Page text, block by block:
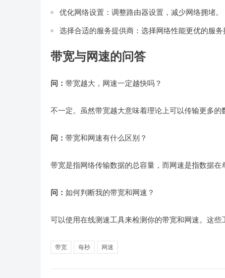
优化网络设置：调整路由器设置，减少网络拥堵。
选择合适的服务提供商：选择网络性能更优的服务
带宽与网速的问答
问： 带宽越大，网速一定越快吗？
不一定。虽然带宽越大意味着理论上可以传输更多
问： 带宽和网速有什么区别？
带宽是指网络传输数据的总容量，而网速是指数据
问： 如何判断我的带宽和网速？
可以使用在线测速工具来检测你的带宽和网速。这些
带宽 每秒 网速